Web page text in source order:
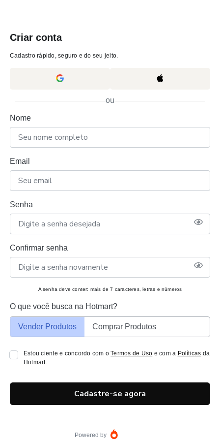
Criar conta
Cadastro rápido, seguro e do seu jeito.
ou
Nome
Email
Senha
Confirmar senha
A senha deve conter: mais de 7 caracteres, letras e números
O que você busca na Hotmart?
Vender Produtos Comprar Produtos
Estou ciente e concordo com oTermos de Uso e com a Políticas da
Hotmart.
Cadastre-se agora
Powered by